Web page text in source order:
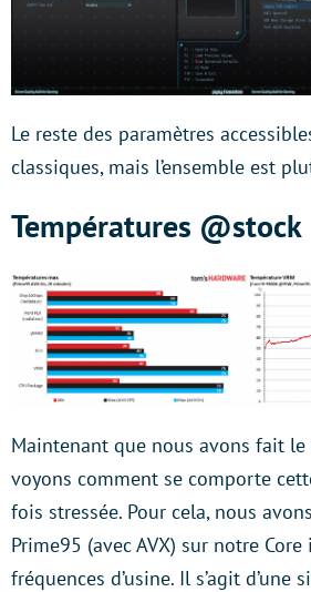
Le reste des paramètres
classiques, mais l’ensemble est
Températures @stock
Maintenant que nous avons fait
voyons comment se comporte
fois stressée. Pour cela, nous
Prime95 (avec AVX) sur notre
fréquences d’usine. Il s’agit d’une